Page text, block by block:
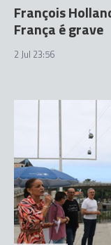
François
França é grave
2 Jul 23:56